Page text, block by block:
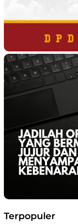
Terpopuler